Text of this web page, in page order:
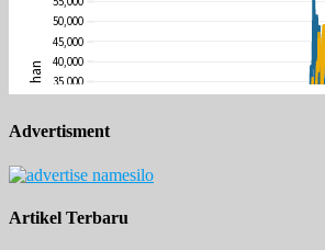
Advertisment
Artikel Terbaru